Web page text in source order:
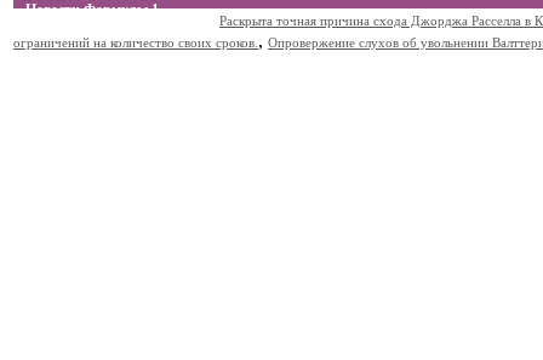
Новости Формулы 1
Раскрыта точная причина схода Джорджа Расселла в
ограничений на количество своих сроков. , Опровержение слухов об увольнении